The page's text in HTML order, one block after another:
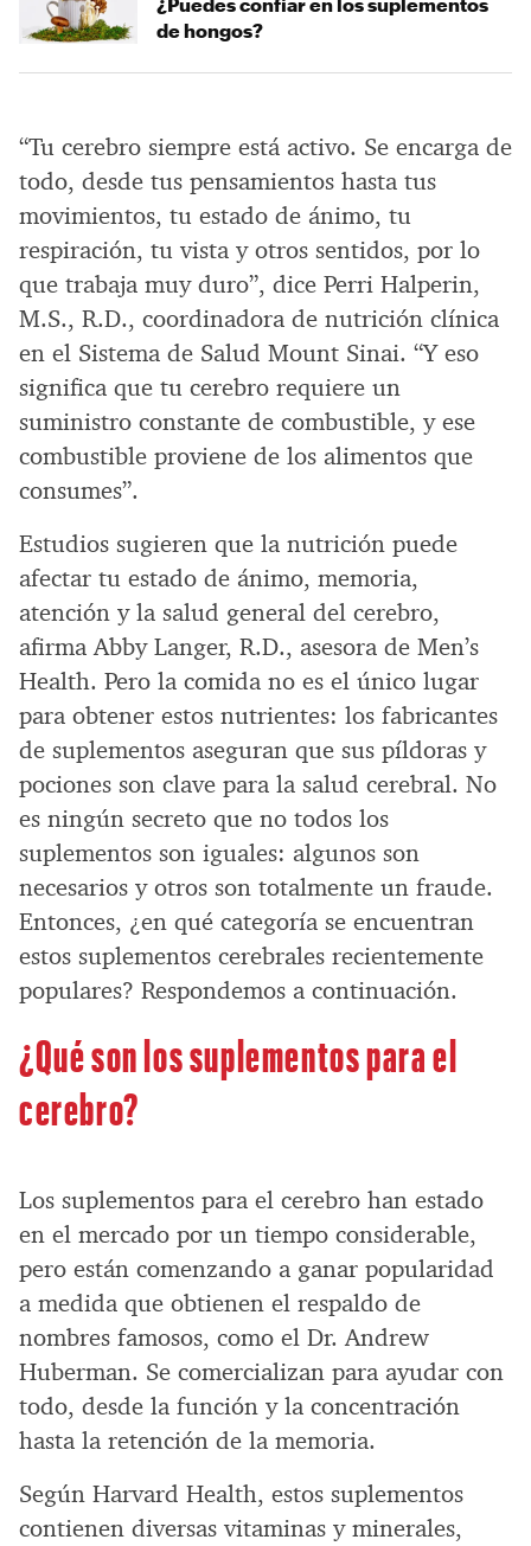
“Tu cerebro siempre está activo. Se encarga de
todo, desde tus pensamientos hasta tus
movimientos, tu estado de ánimo, tu
respiración, tu vista y otros sentidos, por lo
que trabaja muy duro”, dice Perri Halperin,
M.S., R.D., coordinadora de nutrición clínica
en el Sistema de Salud Mount Sinai. “Y eso
significa que tu cerebro requiere un
suministro constante de combustible, y ese
combustible proviene de los alimentos que
consumes”.
Estudios sugieren que la nutrición puede
afectar tu estado de ánimo, memoria,
atención y la salud general del cerebro,
afirma Abby Langer, R.D., asesora de Men’s
Health. Pero la comida no es el único lugar
para obtener estos nutrientes: los fabricantes
de suplementos aseguran que sus píldoras y
pociones son clave para la salud cerebral. No
es ningún secreto que no todos los
suplementos son iguales: algunos son
necesarios y otros son totalmente un fraude.
Entonces, ¿en qué categoría se encuentran
estos suplementos cerebrales recientemente
populares? Respondemos a continuación.
¿Qué son los suplementos para el
cerebro?
Los suplementos para el cerebro han estado
en el mercado por un tiempo considerable,
pero están comenzando a ganar popularidad
a medida que obtienen el respaldo de
nombres famosos, como el Dr. Andrew
Huberman. Se comercializan para ayudar con
todo, desde la función y la concentración
hasta la retención de la memoria.
Según Harvard Health, estos suplementos
contienen diversas vitaminas y minerales,
de hongos?